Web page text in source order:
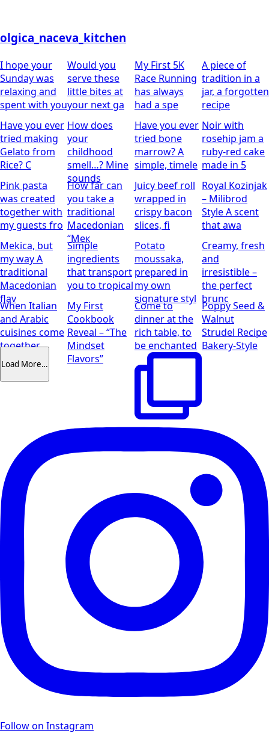
olgica_naceva_kitchen
I hope your
Sunday was
relaxing and
spent with you
Would you
serve these
little bites at
your next ga
My First 5K
Race Running
has always
had a spe
A piece of
tradition in a
jar, a forgotten
recipe
Have you ever
tried making
Gelato from
Rice? C
How does
your
childhood
smell…? Mine
sounds
Have you ever
tried bone
marrow? A
simple, timele
Noir with
rosehip jam a
ruby-red cake
made in 5
Pink pasta
was created
together with
my guests fro
How far can
you take a
traditional
Macedonian
“Мек
Juicy beef roll
wrapped in
crispy bacon
slices, fi
Royal Kozinjak
– Milibrod
StyleA scent
that awa
Mekica, but
my wayA
traditional
Macedonian
flav
Simple
ingredients
that transport
you to tropical
Potato
moussaka,
prepared in
my own
signature styl
Creamy, fresh
and
irresistible –
the perfect
brunc
When Italian
and Arabic
cuisines come
together
My First
Cookbook
Reveal – “The
Mindset
Flavors”
Come to
dinner at the
rich table, to
be enchanted
Poppy Seed &
Walnut
Strudel Recipe
Bakery-Style
Load More…
Follow on Instagram